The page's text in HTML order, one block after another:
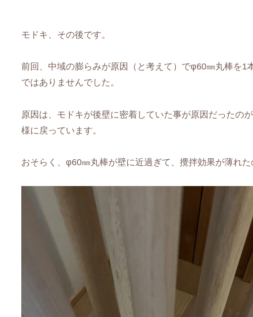
モドキ、その後です。
前回、中域の膨らみが原因（と考えて）でφ60㎜丸棒を1
ではありませんでした。
原因は、モドキが後壁に密着していた事が原因だったの
様に戻っています。
おそらく、φ60㎜丸棒が壁に近過ぎて、攪拌効果が薄れた